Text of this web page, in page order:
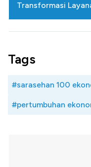
Transformasi
Tags
#sarasehan 100
#pertumbuhan